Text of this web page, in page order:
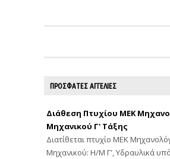
ΠΡΟΣΦΑΤΕΣ ΑΓΓΕΛΙΕΣ
Διάθεση Πτυχίου ΜΕΚ
Μηχανικού Γ' Τάξης
Διατίθεται πτυχίο ΜΕΚ
Μηχανικού: Η/Μ Γ', Υδραυλικά